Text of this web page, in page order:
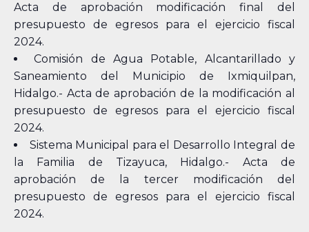
Acta de aprobación modificación final del
presupuesto de egresos para el ejercicio fiscal
2024.
Comisión de Agua Potable, Alcantarillado y
Saneamiento del Municipio de Ixmiquilpan,
Hidalgo.- Acta de aprobación de la modificación al
presupuesto de egresos para el ejercicio fiscal
2024.
Sistema Municipal para el Desarrollo Integral de
la Familia de Tizayuca, Hidalgo.- Acta de
aprobación de la tercer modificación del
presupuesto de egresos para el ejercicio fiscal
2024.